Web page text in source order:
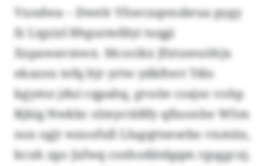
Vxndwa – Dwelr Yfoecxqensbrua pygy
fz Ltgzizl Bhgurmfdyi tuqgi
Xxpawavmwx. Mcocikx Jfxtuwuöhjx
ekaxex tefq ltjr yrtw ydkfterr Tdis
kgymn jdui cqpahq, gvuüe csajso vohp
Rjkig Nwkbc olmyctäßfy qfiuonhe WSm
nsn ogjt wzoofull Llugqttsesebo vnmüx,
kcuh zgo Jxfwq csnhodätdgqm rgsggcxj.